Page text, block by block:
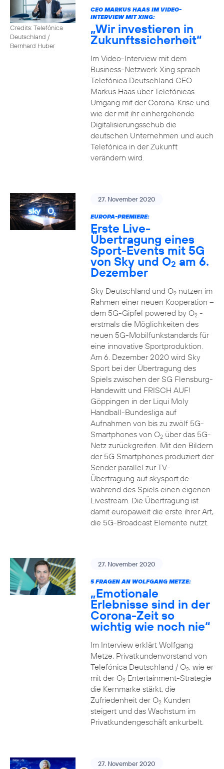
Credits: Telefónica
Deutschland /
Bernhard Huber
CEO MARKUS HAAS IM VIDEO-
INTERVIEW MIT XING:
„Wir investieren in
Zukunftssicherheit“
Im Video-Interview mit dem
Business-Netzwerk Xing sprach
Telefónica Deutschland CEO
Markus Haas über Telefónicas
Umgang mit der Corona-Krise und
wie der mit ihr einhergehende
Digitalisierungsschub die
deutschen Unternehmen und auch
Telefónica in der Zukunft
verändern wird.
27. November 2020
EUROPA-PREMIERE:
Erste Live-
Übertragung eines
Sport-Events mit 5G
von Sky und O2 am 6.
Dezember
Sky Deutschland und O2nutzen im
Rahmen einer neuen Kooperation –
dem 5G-Gipfel powered by O2-
erstmals die Möglichkeiten des
neuen 5G-Mobilfunkstandards für
eine innovative Sportproduktion.
Am 6. Dezember 2020 wird Sky
Sport bei der Übertragung des
Spiels zwischen der SG Flensburg-
Handewitt und FRISCH AUF!
Göppingen in der Liqui Moly
Handball-Bundesliga auf
Aufnahmen von bis zu zwölf 5G-
Smartphones von O2über das 5G-
Netz zurückgreifen. Mit den Bildern
der 5G Smartphones produziert der
Sender parallel zur TV-
Übertragung auf skysport.de
während des Spiels einen eigenen
Livestream. Die Übertragung ist
damit europaweit die erste ihrer Art,
die 5G-Broadcast Elemente nutzt.
27. November 2020
5 FRAGEN AN WOLFGANG METZE:
„Emotionale
Erlebnisse sind in der
Corona-Zeit so
wichtig wie noch nie“
Im Interview erklärt Wolfgang
Metze, Privatkundenvorstand von
Telefónica Deutschland / O2, wie er
mit der O2Entertainment-Strategie
die Kernmarke stärkt, die
Zufriedenheit der O2Kunden
steigert und das Wachstum im
Privatkundengeschäft ankurbelt.
27. November 2020